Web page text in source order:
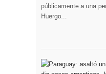
públicamente a una
Huergo...